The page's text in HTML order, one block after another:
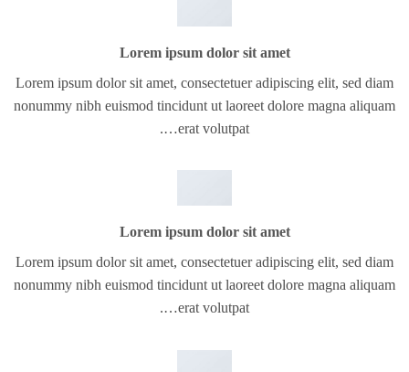
Lorem ipsum dolor sit amet
Lorem ipsum dolor sit amet, consectetuer adipiscing elit, sed diam
nonummy nibh euismod tincidunt ut laoreet dolore magna aliquam
erat volutpat….
Lorem ipsum dolor sit amet
Lorem ipsum dolor sit amet, consectetuer adipiscing elit, sed diam
nonummy nibh euismod tincidunt ut laoreet dolore magna aliquam
erat volutpat….